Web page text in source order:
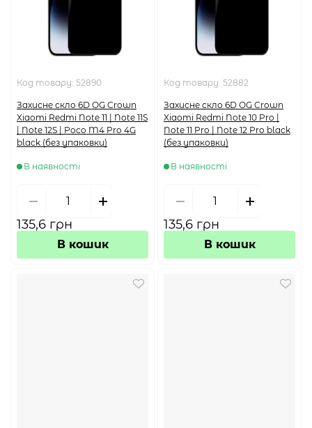
Код товару: 52890
Захисне скло 6D OG Crown
Xiaomi Redmi Note 11 | Note 11S
| Note 12S | Poco M4 Pro 4G
black (без упаковки)
В наявності
135,6 грн
В кошик
Код товару: 52882
Захисне скло 6D OG Crown
Xiaomi Redmi Note 10 Pro |
Note 11 Pro | Note 12 Pro black
(без упаковки)
В наявності
135,6 грн
В кошик